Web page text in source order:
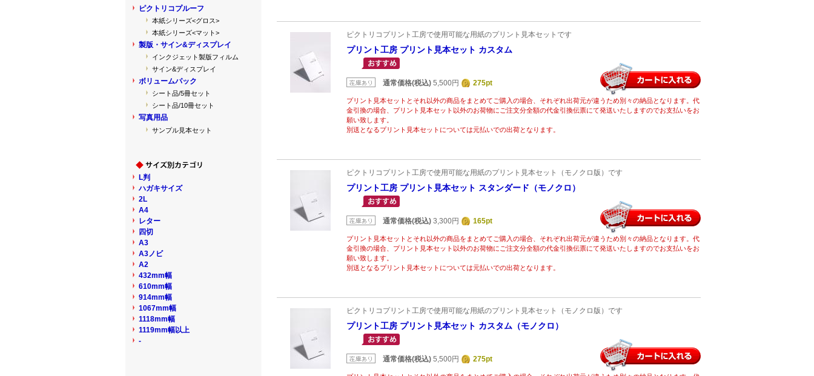
ピクトリコプリント工房で使用可能な用紙のプリント見本セットです
プリント工房 プリント見本セット カスタム
通常価格(税込) 5,500円 275pt
プリント見本セットとそれ以外の商品をまとめてご購入の場合、それぞれ出荷元が違うため別々の納品となります。代
金引換の場合、プリント見本セット以外のお荷物にご注文分全額の代金引換伝票にて発送いたしますのでお支払いをお
願い致します。
別送となるプリント見本セットについては元払いでの出荷となります。
ピクトリコプリント工房で使用可能な用紙のプリント見本セット（モノクロ版）です
プリント工房 プリント見本セット スタンダード（モノクロ）
通常価格(税込) 3,300円 165pt
プリント見本セットとそれ以外の商品をまとめてご購入の場合、それぞれ出荷元が違うため別々の納品となります。代
金引換の場合、プリント見本セット以外のお荷物にご注文分全額の代金引換伝票にて発送いたしますのでお支払いをお
願い致します。
別送となるプリント見本セットについては元払いでの出荷となります。
ピクトリコプリント工房で使用可能な用紙のプリント見本セット（モノクロ版）です
プリント工房 プリント見本セット カスタム（モノクロ）
通常価格(税込) 5,500円 275pt
ピクトリコプルーフ
本紙シリーズ<グロス>
本紙シリーズ<マット>
製版・サイン&ディスプレイ
インクジェット製版フィルム
サイン&ディスプレイ
ボリュームパック
シート品/5冊セット
シート品/10冊セット
写真用品
サンプル見本セット
L判
ハガキサイズ
2L
A4
レター
四切
A3
A3ノビ
A2
432mm幅
610mm幅
914mm幅
1067mm幅
1118mm幅
1119mm幅以上
-